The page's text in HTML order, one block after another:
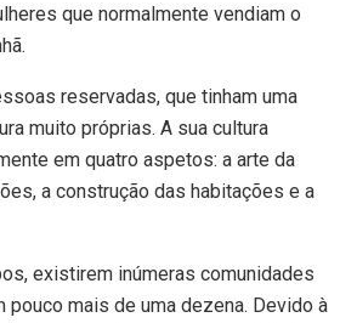
que normalmente vendiam o
reservadas, que tinham uma
muito próprias. A sua cultura
em quatro aspetos: a arte da
a construção das habitações e a
existirem inúmeras comunidades
pouco mais de uma dezena. Devido à